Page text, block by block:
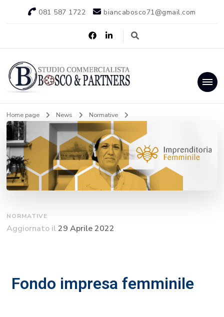
081 587 1722 biancabosco71@gmail.com
Home page News Normative
NORMATIVE
Aggiornato il29 Aprile 2022
Fondo impresa femminile